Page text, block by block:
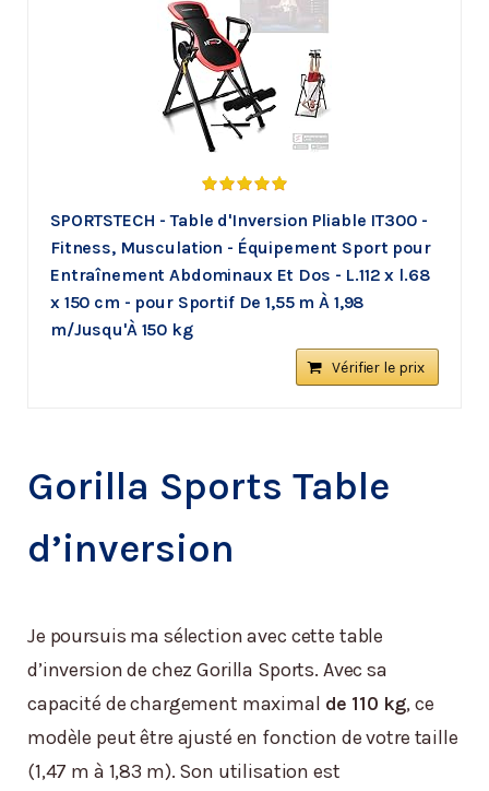
SPORTSTECH - Table d'Inversion Pliable IT300 -
Fitness, Musculation - Équipement Sport pour
Entraînement Abdominaux Et Dos - L.112 x l.68
x 150 cm - pour Sportif De 1,55 m À 1,98
m/Jusqu'À 150 kg
Vérifier le prix
Gorilla Sports Table
d’inversion
Je poursuis ma sélection avec cette table
d’inversion de chez Gorilla Sports. Avec sa
capacité de chargement maximal de 110 kg, ce
modèle peut être ajusté en fonction de votre taille
(1,47 m à 1,83 m). Son utilisation est